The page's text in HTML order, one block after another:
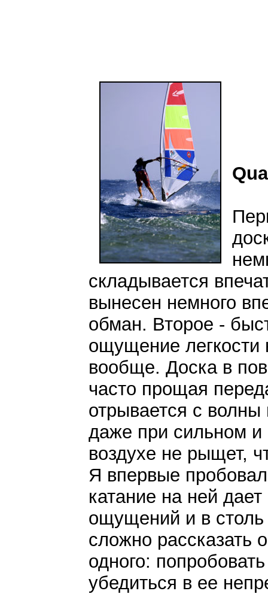
складывается
вынесен немного
обман. Второе -
ощущение легкости
вообще. Доска в
часто прощая
отрывается с волны
даже при сильном и
воздухе не рыщет,
Я впервые пробовал
катание на ней
ощущений и в столь
сложно рассказать
одного:
убедиться в ее